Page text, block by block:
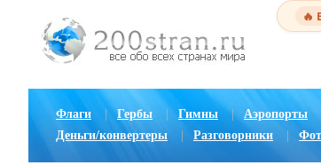
🔥
Флаги Гербы Гимны | Аэропорты
Деньги/конвертеры
Разговорники